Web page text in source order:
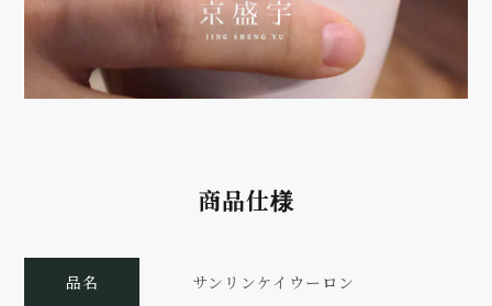
商品仕様
品名 サンリンケイウーロン